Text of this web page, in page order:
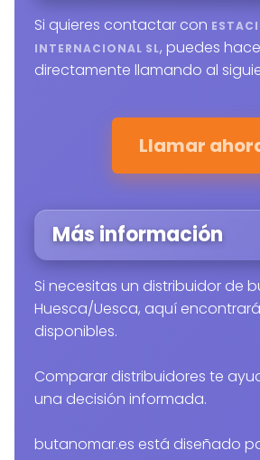
Si quieres contactar con
INTERNACIONAL SL, puedes
directamente llamando al
Llamar
Más información
Si necesitas un distribuidor de butano en
Huesca/Uesca, aquí
disponibles.
Comparar distribuidores te
una decisión informada.
butanomar.es está diseñado